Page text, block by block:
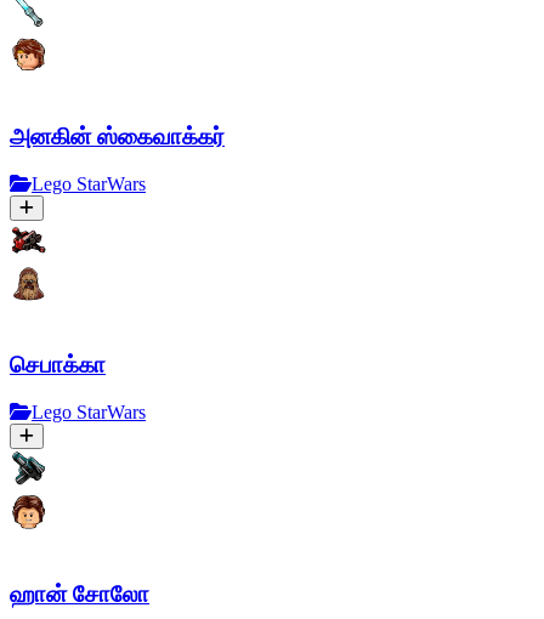
அனகின் ஸ்கைவாக்கர்
Lego StarWars
செபாக்கா
Lego StarWars
ஹான் சோலோ